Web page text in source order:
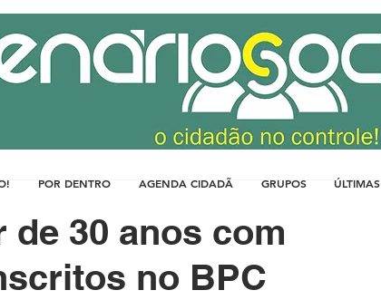
30 anos com
no BPC
POR DENTRO AGENDA CIDADÃ GRUPOS ÚLTIMAS